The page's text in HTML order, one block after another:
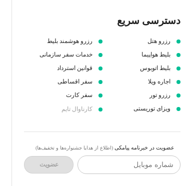
دسترسی سریع
رزرو هتل
بلیط هواپیما
بلیط اتوبوس
اجاره ویلا
رزرو تور
ویزای توریستی
رزرو هوشمند بلیط
خدمات سفر سازمانی
قوانین استرداد
سفر اقساطی
سفر کارت
کارناوال تایم
عضویت در خبرنامه پیامکی (اطلاع از هدایا جشنواره‌ها و تخفیف‌ها)
شماره موبایل عضویت